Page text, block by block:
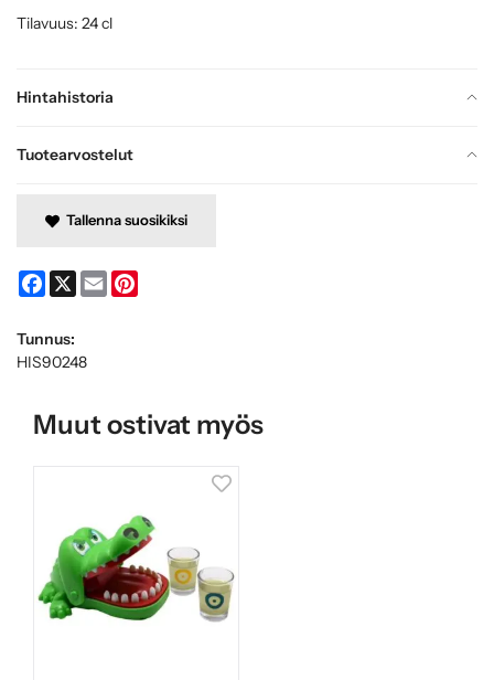
Hintahistoria
Tuotearvostelut
Tilavuus: 24 cl
Tallenna suosikiksi
Facebook
X Email
Tunnus:
HIS90248
Muut ostivat myös